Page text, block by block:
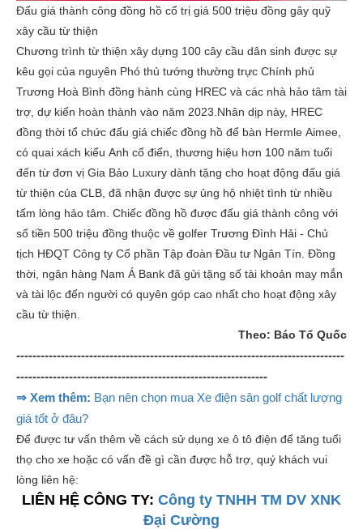
Đấu giá thành công đồng hồ cổ trị giá 500 triệu đồng gây quỹ
xây cầu từ thiện
Chương trình từ thiện xây dựng 100 cây cầu dân sinh được sự
kêu gọi của nguyên Phó thủ tướng thường trực Chính phủ
Trương Hoà Bình đồng hành cùng HREC và các nhà hảo tâm tài
trợ, dự kiến hoàn thành vào năm 2023.Nhân dịp này, HREC
đồng thời tổ chức đấu giá chiếc đồng hồ để bàn Hermle Aimee,
có quai xách kiểu Anh cổ điển, thương hiệu hơn 100 năm tuổi
đến từ đơn vị Gia Bảo Luxury dành tặng cho hoạt động đấu giá
từ thiện của CLB, đã nhận được sự ủng hộ nhiệt tình từ nhiều
tấm lòng hảo tâm. Chiếc đồng hồ được đấu giá thành công với
số tiền 500 triệu đồng thuộc về golfer Trương Đình Hải - Chủ
tịch HĐQT Công ty Cổ phần Tập đoàn Đầu tư Ngân Tín. Đồng
thời, ngân hàng Nam Á Bank đã gửi tặng số tài khoản may mắn
và tài lộc đến người có quyên góp cao nhất cho hoạt động xây
cầu từ thiện.
Theo: Báo Tổ Quốc
---------------------------------------------------------------------------------
--------------------------------------------------------------
⇒ Xem thêm: Bạn nên chọn mua Xe điện sân golf chất lượng
giá tốt ở đâu?
Để được tư vấn thêm về cách sử dụng xe ô tô điện để tăng tuổi
thọ cho xe hoặc có vấn đề gì cần được hỗ trợ, quý khách vui
lòng liên hệ:
LIÊN HỆ CÔNG TY: Công ty TNHH TM DV XNK
Đại Cường